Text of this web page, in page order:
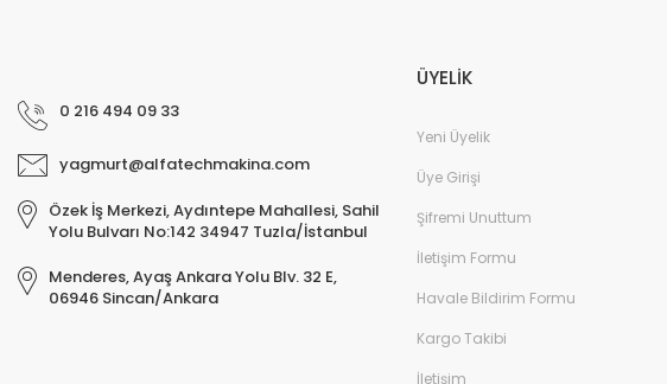
0 216 494 09 33
yagmurt@alfatechmakina.com
Özek İş Merkezi, Aydıntepe Mahallesi, Sahil
Yolu Bulvarı No:142 34947 Tuzla/İstanbul
Menderes, Ayaş Ankara Yolu Blv. 32 E,
06946 Sincan/Ankara
ÜYELİK
Yeni Üyelik
Üye Girişi
Şifremi Unuttum
İletişim Formu
Havale Bildirim Formu
Kargo Takibi
İletişim